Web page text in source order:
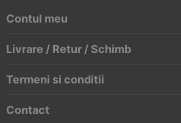
Contul meu
Livrare / Retur / Schimb
Termeni si conditii
Contact